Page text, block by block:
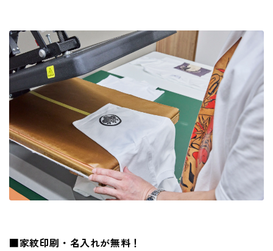
■家紋印刷・名入れが無料！